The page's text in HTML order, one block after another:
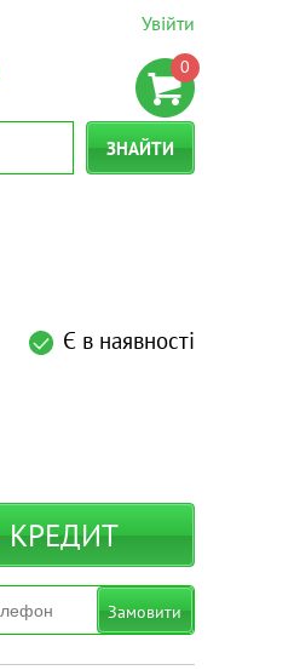
Увійти
0
ЗНАЙТИ
Є в наявності
Замовити